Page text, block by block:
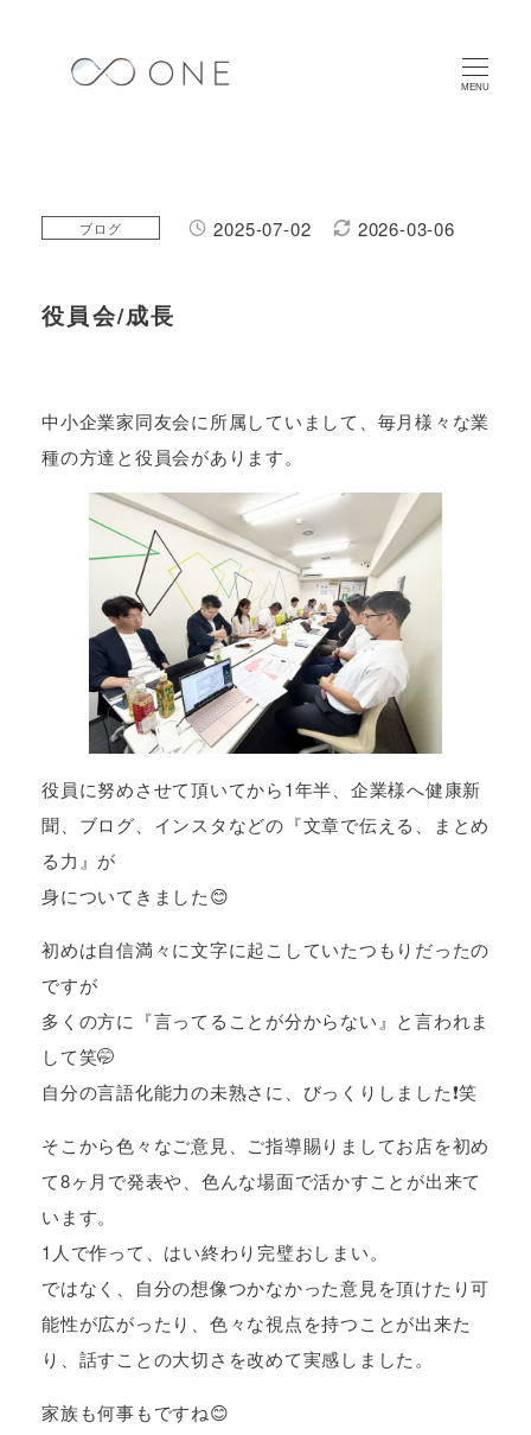
MENU
役員会/成長
投稿日2025-07-02 更新日2026-03-06
カテゴリー
ブログ
中小企業家同友会に所属していまして、毎月様々な業
種の方達と役員会があります。
役員に努めさせて頂いてから1年半、企業様へ健康新
聞、ブログ、インスタなどの『文章で伝える、まとめ
る力』が
身についてきました😊
初めは自信満々に文字に起こしていたつもりだったの
ですが
多くの方に『言ってることが分からない』と言われま
して笑🤭
自分の言語化能力の未熟さに、びっくりしました❗️笑
そこから色々なご意見、ご指導賜りましてお店を初め
て8ヶ月で発表や、色んな場面で活かすことが出来て
います。
1人で作って、はい終わり完璧おしまい。
ではなく、自分の想像つかなかった意見を頂けたり可
能性が広がったり、色々な視点を持つことが出来た
り、話すことの大切さを改めて実感しました。
家族も何事もですね😊